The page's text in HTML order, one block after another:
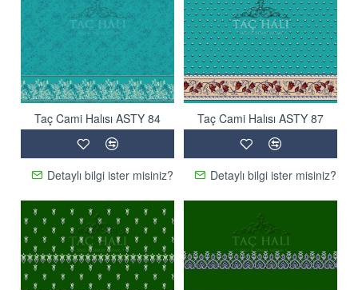
Taç Cami Halısı ASTY 84
Detaylı bilgi ister misiniz?
Taç Cami Halısı ASTY 87
Detaylı bilgi ister misiniz?